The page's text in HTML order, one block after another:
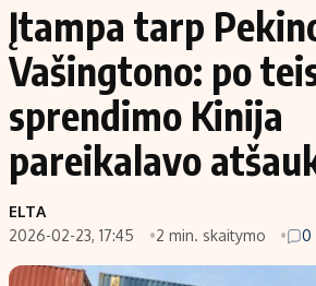
Aplinka
Verslas
Energetika
Ekonomika
Politika
Įmonės
Žemės
Įtampa tarp
Vašingtono: po
sprendimo Kinija
pareikalavo
ELTA
2026-02-23, 17:45
2 min. skaitymo 0